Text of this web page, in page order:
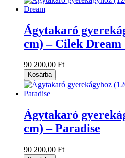
Ágytakaró
cm) – Cilek Dream
90 200,00 Ft
Kosárba
Ágytakaró
cm) – Paradise
90 200,00 Ft